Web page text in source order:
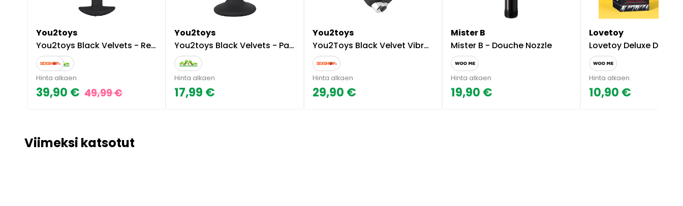
You2toys
You2toys Black Velvets - Rechargeable Beads
Hinta alkaen
39,90 € 49,99 €
You2toys
You2toys Black Velvets - Painava anustappi, siro, silikoninen, musta
Hinta alkaen
17,99 €
You2toys
You2Toys Black Velvet Vibrating Ring & Plug
Hinta alkaen
29,90 €
Mister B
Mister B - Douche Nozzle
Hinta alkaen
19,90 €
Lovetoy
Lovetoy Deluxe Douche
Hinta alkaen
10,90 €
Viimeksi katsotut